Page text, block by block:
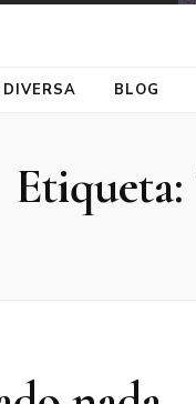
BLOG
Etiqueta: